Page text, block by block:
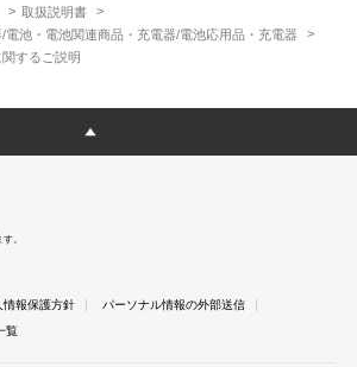
取扱説明書
電池・電池関連商品・充電器/電池応用品・充電器
するご説明
が同梱されている場合がありますが、本サイト
開しておりませんのであらかじめご了承くだ
らかじめご了承ください。
了承ください。
。
情報保護方針
パーソナル情報の外部送信
覧